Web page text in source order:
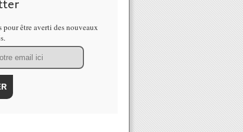
pour être averti des nouveaux